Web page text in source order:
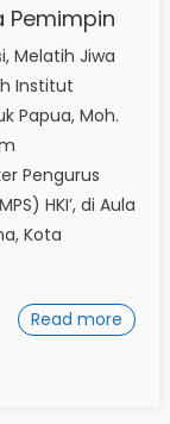
Pemimpin
Melatih Jiwa
Institut
Papua, Moh.
Pengurus
HKI’, di Aula
Kota
Read more